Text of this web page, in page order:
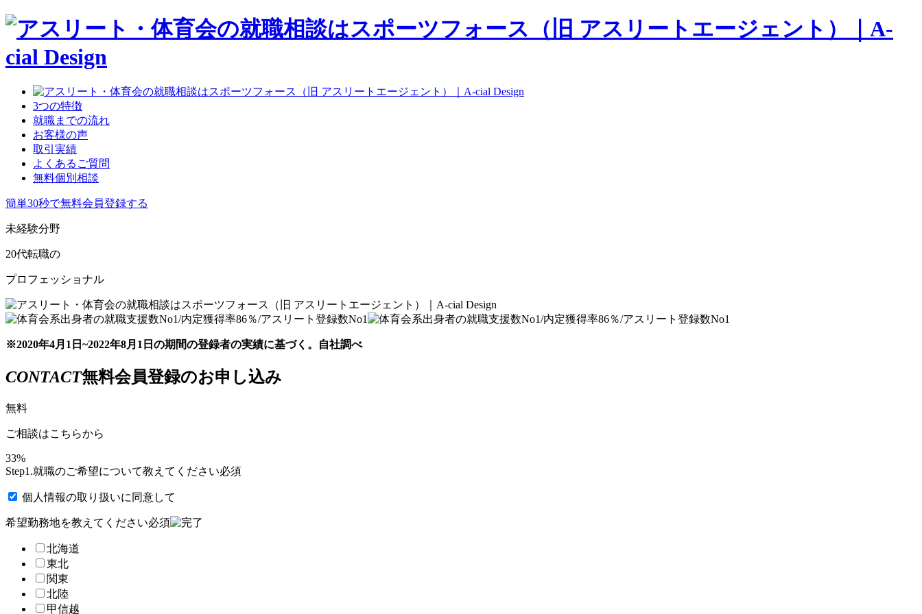
3つの特徴
就職までの流れ
お客様の声
取引実績
よくあるご質問
無料個別相談
簡単30秒で無料会員登録する
未経験分野
20代転職の
プロフェッショナル
※2020年4月1日~2022年8月1日の期間の登録者の実績に基づく。自社調べ
CONTACT無料会員登録のお申し込み
無料
ご相談はこちらから
33%
Step1.就職のご希望について教えてください必須
個人情報の取り扱いに同意して
希望勤務地を教えてください必須
北海道
東北
関東
北陸
甲信越